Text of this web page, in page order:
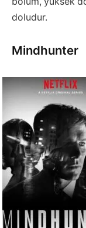
doludur.
Mindhunter